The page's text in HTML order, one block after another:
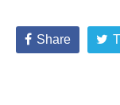
Share